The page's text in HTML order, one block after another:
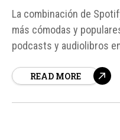
La combinación de
más cómodas y
podcasts y audiolibros
usuarios. Los problemas
READ MORE